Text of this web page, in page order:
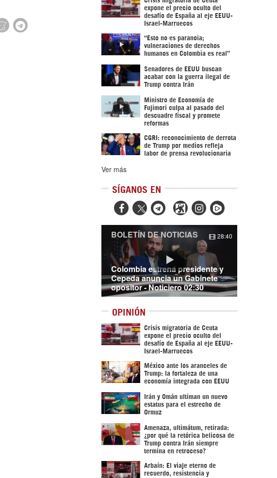
expone el precio oculto del
desafío de España al eje EEUU-
Israel-Marruecos
“Esto no es paranoia;
vulneraciones de derechos
humanos en Colombia es real”
Senadores de EEUU buscan
acabar con la guerra ilegal de
Trump contra Irán
Ministro de Economía de
Fujimori culpa al pasado del
descuadre fiscal y promete
reformas
CGRI: reconocimiento de derrota
de Trump por medios refleja
labor de prensa revolucionaria
Ver más
SÍGANOS EN
  
Colombia estrena presidente y
Cepeda anuncia un Gabinete
opositor - Noticiero 02:30
BOLETÍN DE NOTICIAS 28:40
OPINIÓN
Crisis migratoria de Ceuta
expone el precio oculto del
desafío de España al eje EEUU-
Israel-Marruecos
México ante los aranceles de
Trump: la fortaleza de una
economía integrada con EEUU
Irán y Omán ultiman un nuevo
estatus para el estrecho de
Ormuz
Amenaza, ultimátum, retirada:
¿por qué la retórica belicosa de
Trump contra Irán siempre
termina en retroceso?
Arbaín: El viaje eterno de
recuerdo, resistencia y